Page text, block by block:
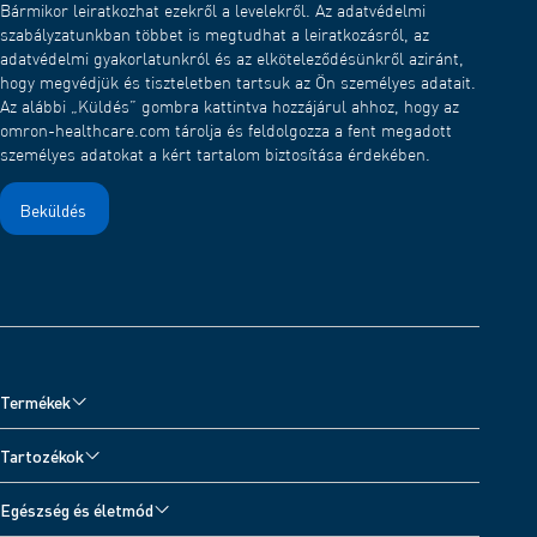
ne tapadjon a hálóra a használat után, 1-2 percig porlasztja
a vizet.
Ezután mossa ki a hálós kupakot enyhe (semleges)
mosószerrel, majd öblítse le tiszta vízzel. Hagyja levegőn
száradni egy tiszta helyen.
Bármikor leiratkozhat ezekről a levelekről. Az adatvédelmi
szabályzatunkban többet is megtudhat a leiratkozásról, az
adatvédelmi gyakorlatunkról és az elköteleződésünkről aziránt,
hogy megvédjük és tiszteletben tartsuk az Ön személyes adatait.
Az alábbi „Küldés” gombra kattintva hozzájárul ahhoz, hogy az
omron-healthcare.com tárolja és feldolgozza a fent megadott
személyes adatokat a kért tartalom biztosítása érdekében.
Termékek
Inhalátorok és Zihálásdetektor
Fájdalomkezelés TENS-készülékkel
Tartozékok
Inhalátor tartozékok
Egészség és életmód